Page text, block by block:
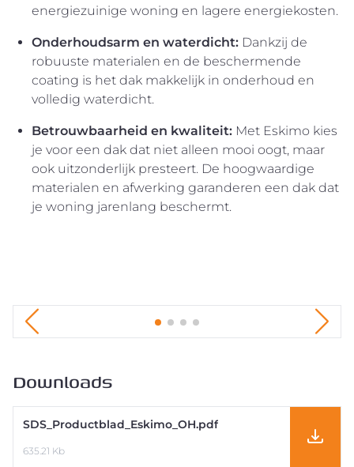
energiezuinige woning en lagere energiekosten.
Onderhoudsarm en waterdicht: Dankzij de
robuuste materialen en de beschermende
coating is het dak makkelijk in onderhoud en
volledig waterdicht.
Betrouwbaarheid en kwaliteit: Met Eskimo kies
je voor een dak dat niet alleen mooi oogt, maar
ook uitzonderlijk presteert. De hoogwaardige
materialen en afwerking garanderen een dak dat
je woning jarenlang beschermt.
Downloads
SDS_Productblad_Eskimo_OH.pdf
635.21 Kb